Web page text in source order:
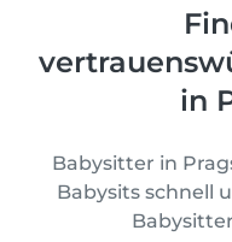
in
Babysitter in
Babysits schnell